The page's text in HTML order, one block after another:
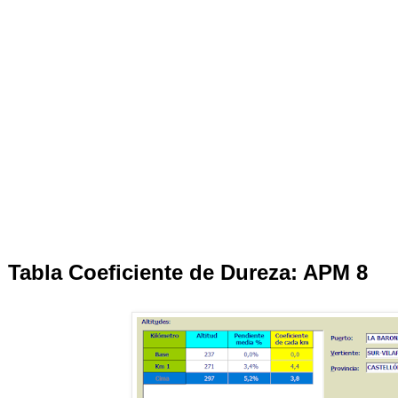
Tabla Coeficiente de Dureza: APM 8